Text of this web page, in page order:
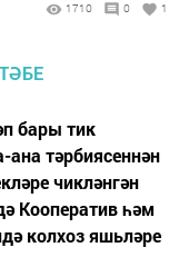
1710 0 1
бары тик
ана тәрбиясеннән
чикләнгән
Кооператив һәм
колхоз яшьләре